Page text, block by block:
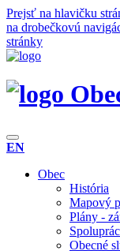
Prejsť na hlavičku
na drobečkovú
stránky
EN
Obec
História
Mapový
Plány -
Obecné